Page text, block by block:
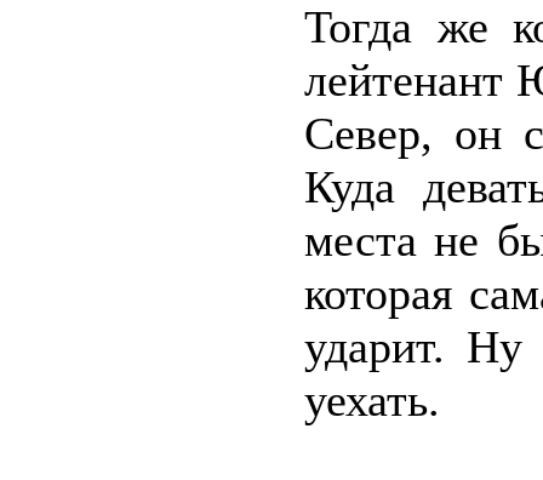
Тогда же
лейтенант
Север, он
Куда
места не
которая
ударит. Ну
уехать.